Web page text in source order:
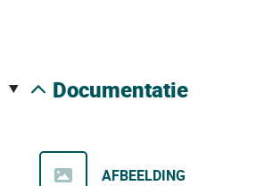
documentatie
AFBEELDING